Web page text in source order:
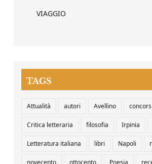
VIAGGIO
TAGS
Attualità autori Avellino
Critica letteraria filosofia Irpinia
Letteratura italiana libri Napoli
novecento ottocento Poesia